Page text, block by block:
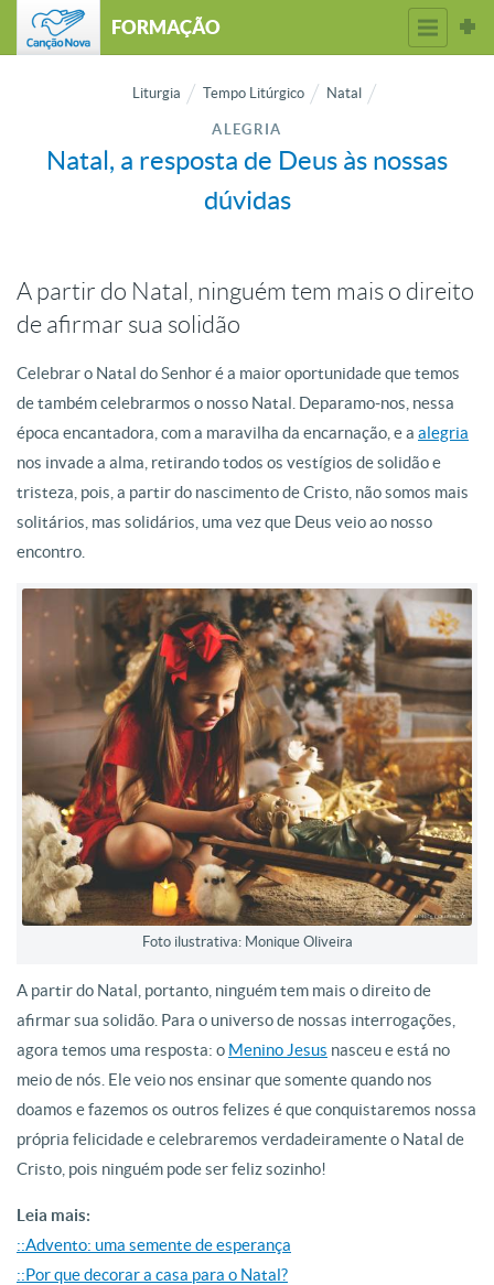
FORMAÇÃO
Liturgia Tempo Litúrgico Natal
ALEGRIA
Natal, a resposta de Deus às nossas
dúvidas
A partir do Natal, ninguém tem mais o direito
de afirmar sua solidão
Celebrar o Natal do Senhor é a maior oportunidade que temos
de também celebrarmos o nosso Natal. Deparamo-nos, nessa
época encantadora, com a maravilha da encarnação, e a alegria
nos invade a alma, retirando todos os vestígios de solidão e
tristeza, pois, a partir do nascimento de Cristo, não somos mais
solitários, mas solidários, uma vez que Deus veio ao nosso
encontro.
Foto ilustrativa: Monique Oliveira
A partir do Natal, portanto, ninguém tem mais o direito de
afirmar sua solidão. Para o universo de nossas interrogações,
agora temos uma resposta: o Menino Jesus nasceu e está no
meio de nós. Ele veio nos ensinar que somente quando nos
doamos e fazemos os outros felizes é que conquistaremos nossa
própria felicidade e celebraremos verdadeiramente o Natal de
Cristo, pois ninguém pode ser feliz sozinho!
Leia mais:
::Advento: uma semente de esperança
::Por que decorar a casa para o Natal?